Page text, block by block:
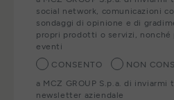
social network, comunicazioni
sondaggi di opinione e di
propri prodotti o servizi,
eventi
CONSENTO
NON
a MCZ GROUP S.p.a. di
newsletter aziendale